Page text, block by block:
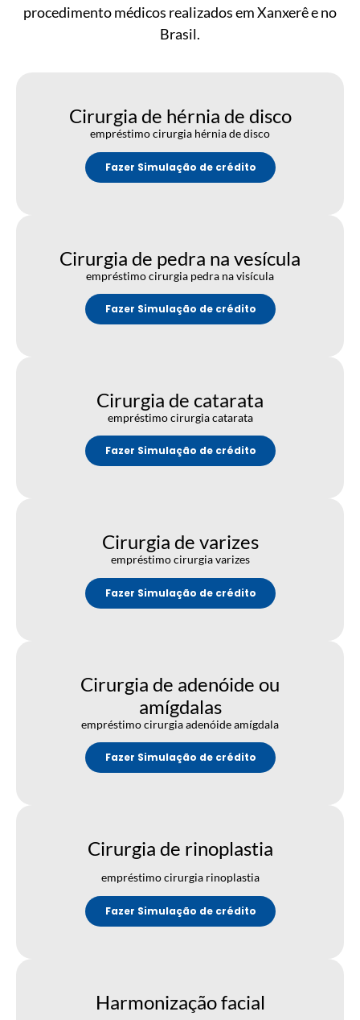
procedimento médicos realizados em Xanxerê e no
Brasil.
Cirurgia de hérnia de disco
empréstimo cirurgia hérnia de disco
Fazer Simulação de crédito
Cirurgia de pedra na vesícula
empréstimo cirurgia pedra na visícula
Fazer Simulação de crédito
Cirurgia de catarata
empréstimo cirurgia catarata
Fazer Simulação de crédito
Cirurgia de varizes
empréstimo cirurgia varizes
Fazer Simulação de crédito
Cirurgia de adenóide ou
amígdalas
empréstimo cirurgia adenóide amígdala
Fazer Simulação de crédito
Cirurgia de rinoplastia
empréstimo cirurgia rinoplastia
Fazer Simulação de crédito
Harmonização facial